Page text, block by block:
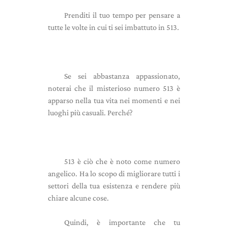
Prenditi il ​​tuo tempo per pensare a
tutte le volte in cui ti sei imbattuto in 513.
Se sei abbastanza appassionato,
noterai che il misterioso numero 513 è
apparso nella tua vita nei momenti e nei
luoghi più casuali. Perché?
513 è ciò che è noto come numero
angelico. Ha lo scopo di migliorare tutti i
settori della tua esistenza e rendere più
chiare alcune cose.
Quindi, è importante che tu